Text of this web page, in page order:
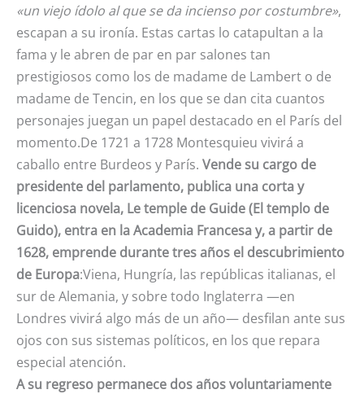
«un viejo ídolo al que se da incienso por costumbre»,
escapan a su ironía. Estas cartas lo catapultan a la
fama y le abren de par en par salones tan
prestigiosos como los de madame de Lambert o de
madame de Tencin, en los que se dan cita cuantos
personajes juegan un papel destacado en el París del
momento.De 1721 a 1728 Montesquieu vivirá a
caballo entre Burdeos y París. Vende su cargo de
presidente del parlamento, publica una corta y
licenciosa novela, Le temple de Guide (El templo de
Guido), entra en la Academia Francesa y, a partir de
1628, emprende durante tres años el descubrimiento
de Europa:Viena, Hungría, las repúblicas italianas, el
sur de Alemania, y sobre todo Inglaterra —en
Londres vivirá algo más de un año— desfilan ante sus
ojos con sus sistemas políticos, en los que repara
especial atención.
A su regreso permanece dos años voluntariamente